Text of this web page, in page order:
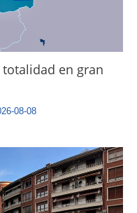
en gran
08-08